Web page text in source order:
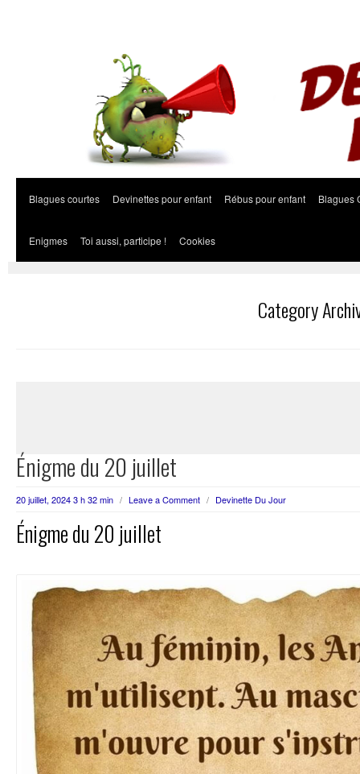
Blagues courtes Devinettes pour enfant Rébus pour enfant Blagues
Enigmes Toi aussi, participe ! Cookies
Category
Énigme du 20 juillet
20 juillet, 2024 3 h 32 min / Leave a Comment / Devinette Du Jour
Énigme du 20 juillet